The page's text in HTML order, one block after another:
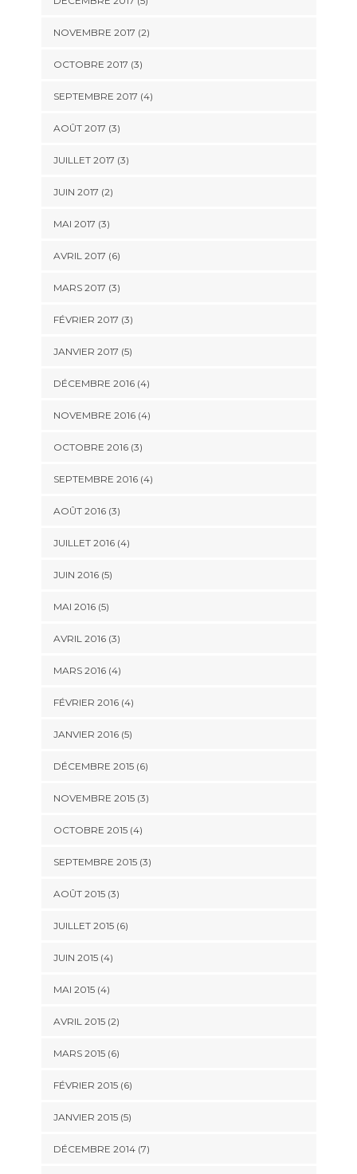
NOVEMBRE 2017 (2)
OCTOBRE 2017 (3)
SEPTEMBRE 2017 (4)
AOÛT 2017 (3)
JUILLET 2017 (3)
JUIN 2017 (2)
MAI 2017 (3)
AVRIL 2017 (6)
MARS 2017 (3)
FÉVRIER 2017 (3)
JANVIER 2017 (5)
DÉCEMBRE 2016(4)
NOVEMBRE 2016(4)
OCTOBRE 2016(3)
SEPTEMBRE 2016(4)
AOÛT 2016(3)
JUILLET 2016(4)
JUIN 2016(5)
MAI 2016(5)
AVRIL 2016(3)
MARS 2016(4)
FÉVRIER 2016(4)
JANVIER 2016(5)
DÉCEMBRE 2015(6)
NOVEMBRE 2015(3)
OCTOBRE 2015(4)
SEPTEMBRE 2015(3)
AOÛT 2015(3)
JUILLET 2015(6)
JUIN 2015(4)
MAI 2015(4)
AVRIL 2015(2)
MARS 2015(6)
FÉVRIER 2015(6)
JANVIER 2015(5)
DÉCEMBRE 2014(7)